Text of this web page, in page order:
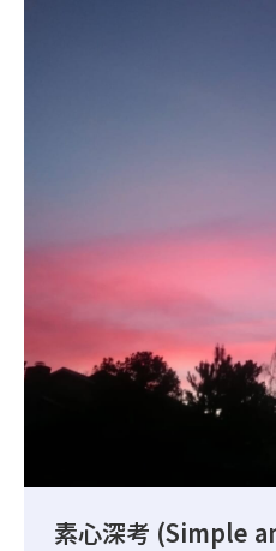
素心深考 (Simple